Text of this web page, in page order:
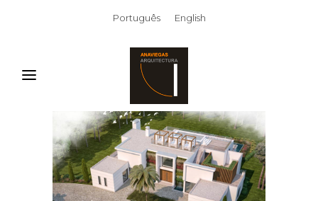
Português English